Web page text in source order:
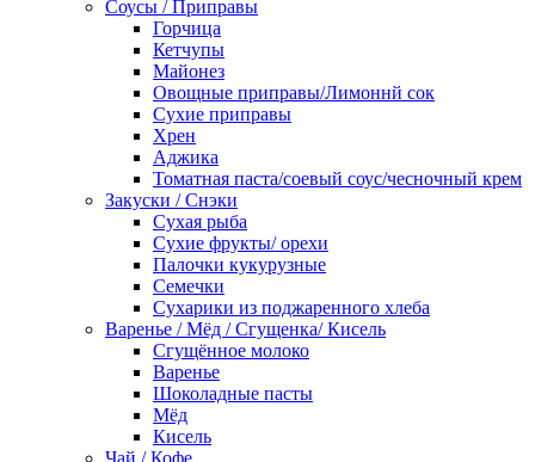
Соусы / Приправы
Горчица
Кетчупы
Майонез
Овощные приправы/Лимоннй сок
Сухие приправы
Хрен
Аджика
Томатная паста/соевый соус/чесночный крем
Закуски / Снэки
Сухая рыба
Сухие фрукты/ орехи
Палочки кукурузные
Семечки
Сухарики из поджаренного хлеба
Варенье / Мёд / Сгущенка/ Кисель
Сгущённое молоко
Варенье
Шоколадные пасты
Мёд
Кисель
Чай / Кофе